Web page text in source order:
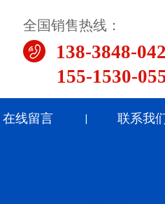
全国销售热线：
138-3848-
155-1530-
在线留言 联系我